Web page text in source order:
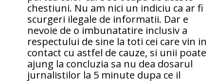
chestiuni. Nu am nici un indiciu ca ar fi
scurgeri ilegale de informatii. Dar e
nevoie de o imbunatatire inclusiv a
respectului de sine la toti cei care vin in
contact cu astfel de cauze, si unii poate
ajung la concluzia sa nu dea dosarul
jurnalistilor la 5 minute dupa ce il